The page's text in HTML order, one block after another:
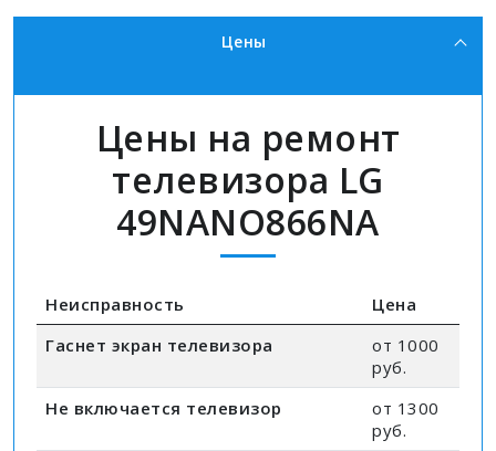
Цены
Цены на ремонт
телевизора LG
49NANO866NA
Неисправность
Цена
Гаснет экран телевизора
от 1000
руб.
Не включается телевизор
от 1300
руб.